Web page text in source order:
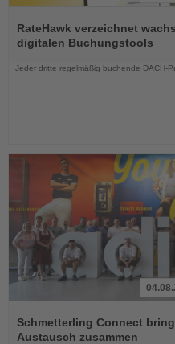
Sie
die
Nachrichten
RateHawk verzeichnet
digitalen Buchungstools
Jeder dritte regelmäßig buchende DACH-
Sie
die
Schmetterling Connect
Austausch zusammen